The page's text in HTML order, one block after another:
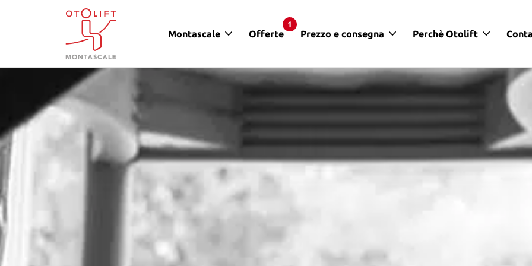
Otolift Montascale
Montascale Offerte
1
Prezzo e consegna Perchè Otolift